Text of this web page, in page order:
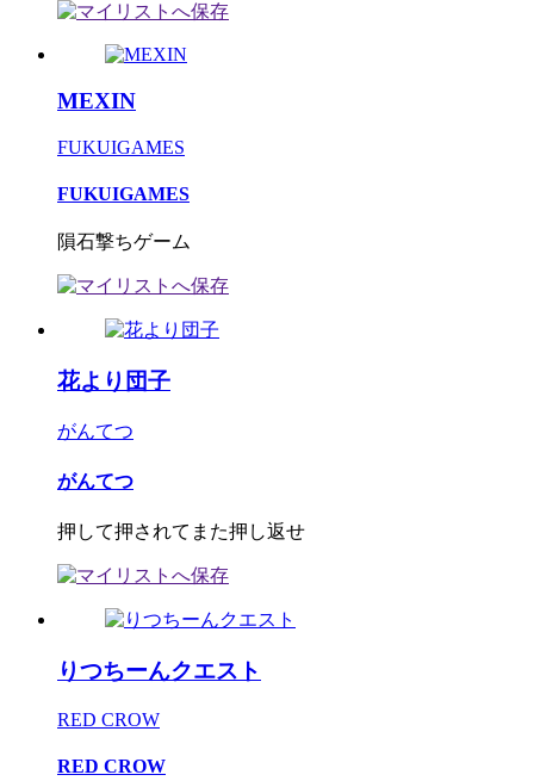
MEXIN
FUKUIGAMES
FUKUIGAMES
隕石撃ちゲーム
花より団子
がんてつ
がんてつ
押して押されてまた押し返せ
りつちーんクエスト
RED CROW
RED CROW